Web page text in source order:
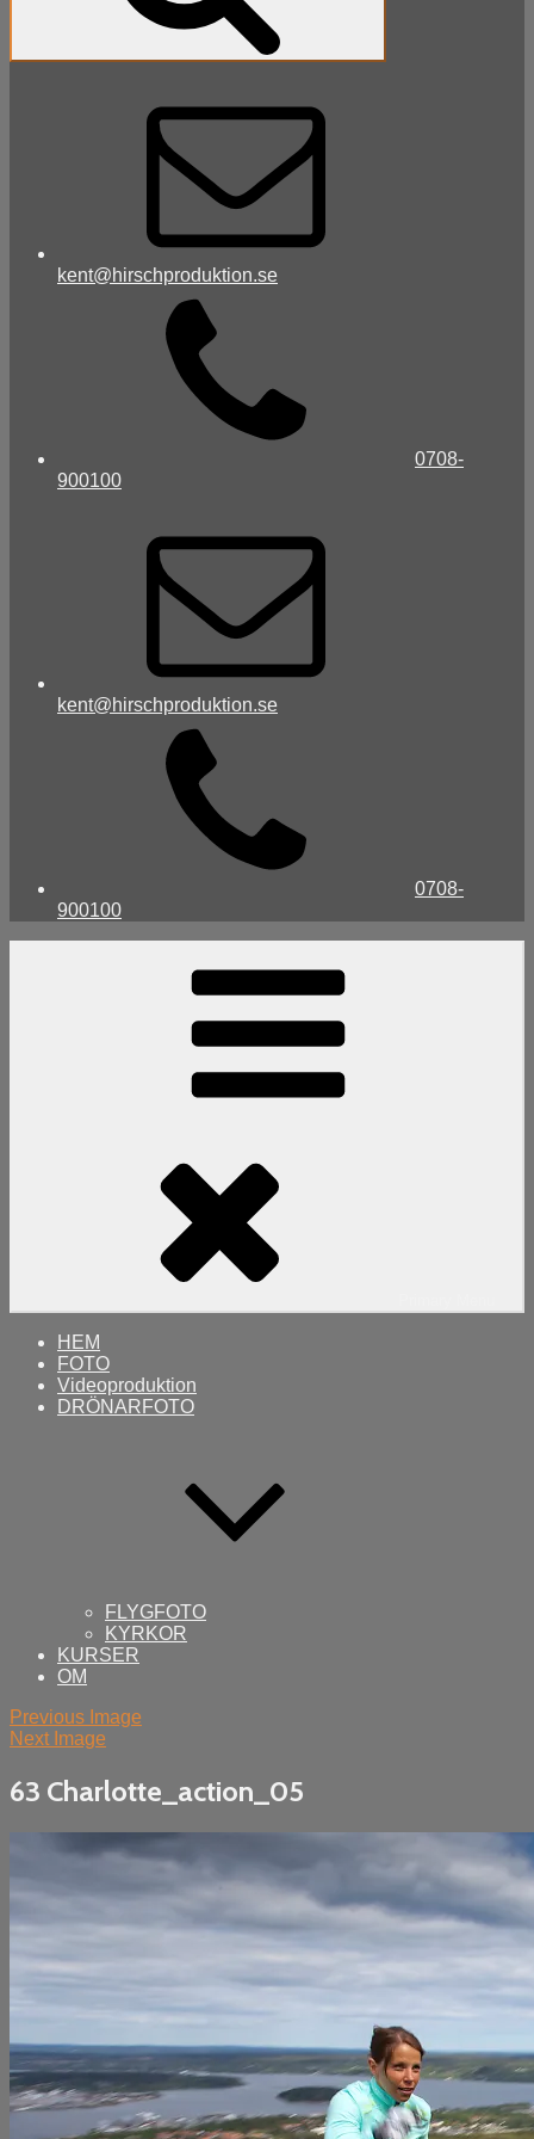
kent@hirschproduktion.se
0708-
900100
kent@hirschproduktion.se
0708-
900100
HEM
FOTO
Videoproduktion
DRÖNARFOTO
FLYGFOTO
KYRKOR
KURSER
OM
Previous Image
Next Image
63 Charlotte_action_05